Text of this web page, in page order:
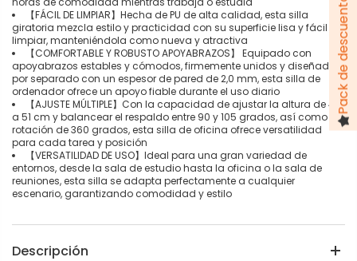
【FÁCIL DE LIMPIAR】Hecha de PU de alta calidad, esta silla
giratoria mezcla estilo y practicidad con su superficie lisa y fácil de
limpiar, manteniéndola como nueva y atractiva
【COMFORTABLE Y ROBUSTO APOYABRAZOS】 Equipado con
apoyabrazos estables y cómodos, firmemente unidos y diseñados
por separado con un espesor de pared de 2,0 mm, esta silla de
ordenador ofrece un apoyo fiable durante el uso diario
【AJUSTE MÚLTIPLE】Con la capacidad de ajustar la altura de 43
a 51 cm y balancear el respaldo entre 90 y 105 grados, así como la
rotación de 360 grados, esta silla de oficina ofrece versatilidad
para cada tarea y posición
【VERSATILIDAD DE USO】Ideal para una gran variedad de
entornos, desde la sala de estudio hasta la oficina o la sala de
reuniones, esta silla se adapta perfectamente a cualquier
escenario, garantizando comodidad y estilo
Descripción